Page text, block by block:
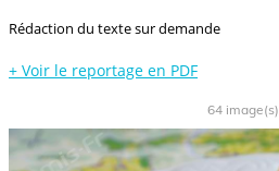
Rédaction du texte sur demande
+ Voir le reportage en PDF
64 image(s)